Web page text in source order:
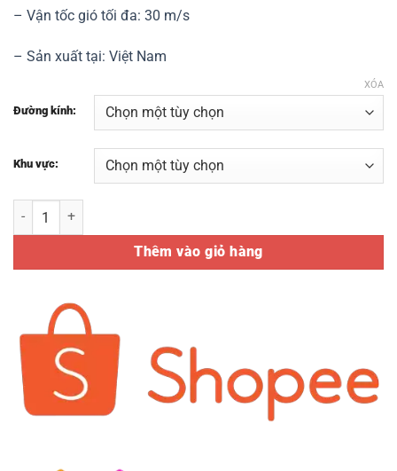
– Vận tốc gió tối đa: 30 m/s
– Sản xuất tại: Việt Nam
Đường kính:
Khu vực:
XÓA
Ống gió mềm không bảo ôn 2 lớp Remak số lượng
Thêm vào giỏ hàng